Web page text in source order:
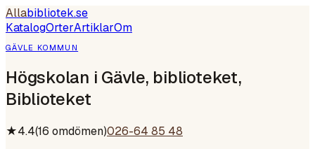
Allabibliotek.se
KatalogOrterArtiklarOm
GÄVLE KOMMUN
Högskolan i Gävle, biblioteket,
Biblioteket
★4.4(16 omdömen)026-64 85 48